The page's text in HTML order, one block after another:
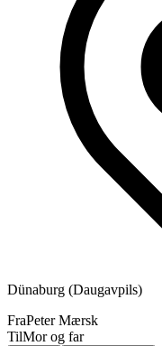
Dünaburg (Daugavpils)
FraPeter Mærsk
TilMor og far